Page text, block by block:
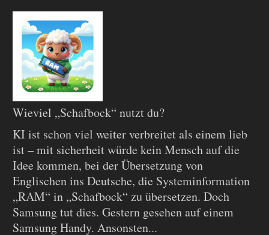
Wieviel „Schafbock“ nutzt du?
KI ist schon viel weiter verbreitet als einem lieb
ist – mit sicherheit würde kein Mensch auf die
Idee kommen, bei der Übersetzung von
Englischen ins Deutsche, die Systeminformation
„RAM“ in „Schafbock“ zu übersetzen. Doch
Samsung tut dies. Gestern gesehen auf einem
Samsung Handy. Ansonsten...